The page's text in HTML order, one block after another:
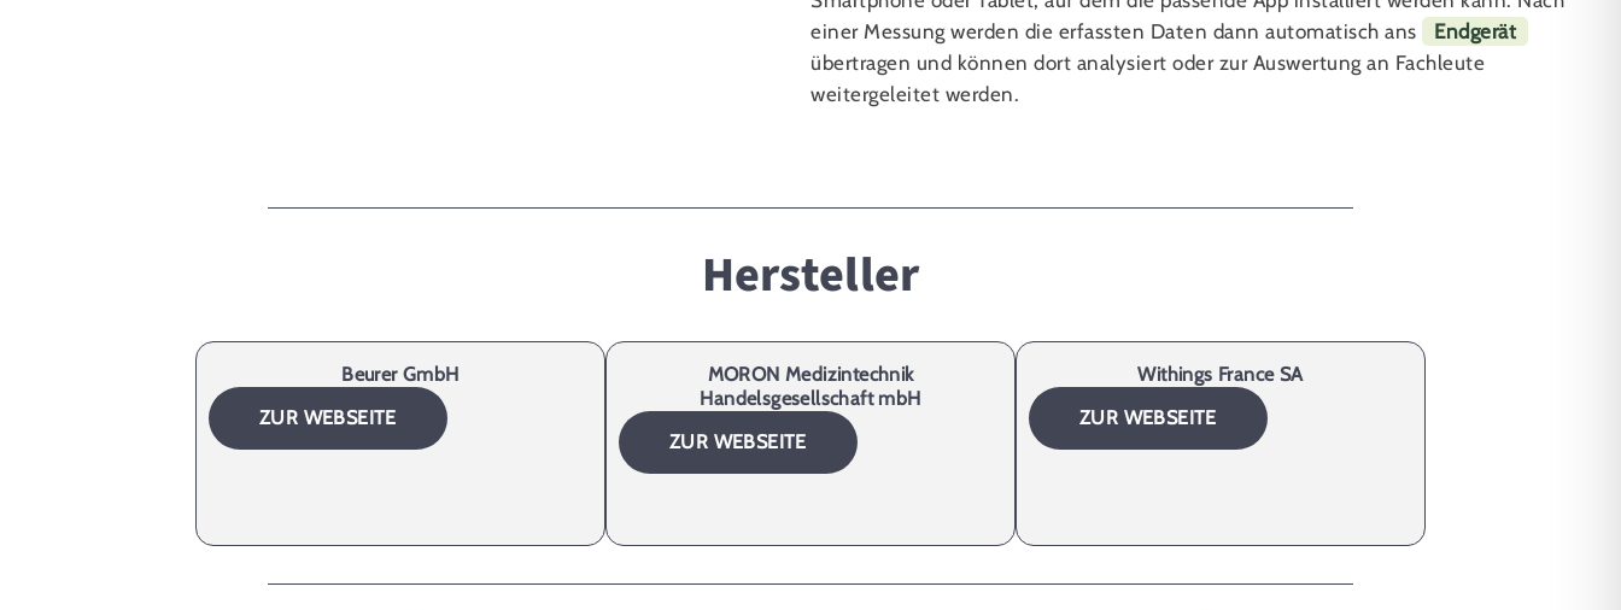
einer Messung werden die erfassten Daten dann automatisch ans
Endgerät
übertragen und können dort analysiert oder zur Auswertung an Fachleute
weitergeleitet werden.
Hersteller
Beurer GmbH
ZUR WEBSEITE
MORON Medizintechnik
Handelsgesellschaft mbH
ZUR WEBSEITE
Withings France SA
ZUR WEBSEITE